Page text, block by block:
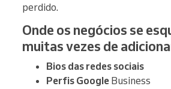
perdido.
Onde os negócios se
muitas vezes de
Bios das redes sociais
Perfis Google Business